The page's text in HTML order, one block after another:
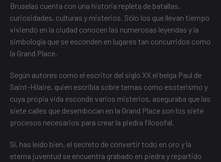
Bruselas cuenta con una historia repleta de batallas,
curiosidades, culturas y misterios. Sólo los que llevan tiempo
viviendo en la ciudad conocen las numerosas leyendas y la
simbología que se esconden en lugares tan concurridos como
la Grand Place.
Según autores como el escritor del siglo XX el belga Paul de
Saint-Hilaire, quien escribía sobre temas como esoterismo y
cuya propia vida esconde varios misterios, aseguraba que las
siete calles que desembocan en la Grand Place son los siete
procesos necesarios para crear la piedra filosofal.
Sí, has leído bien, el secreto de convertir todo en oro y la
eterna juventud se encuentra grabado en piedra y repartido